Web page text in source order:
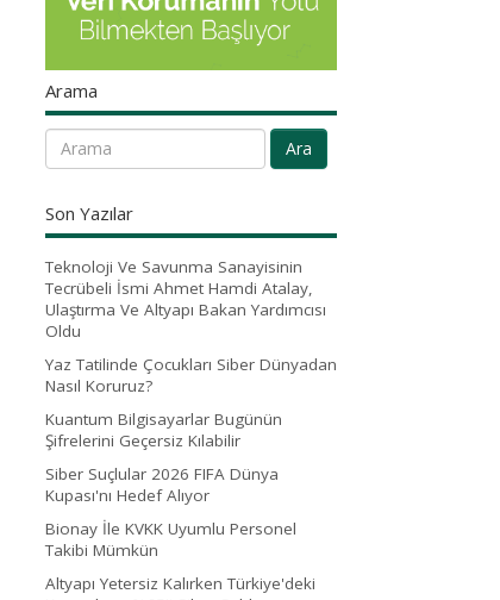
Arama
Ara
Son Yazılar
Teknoloji Ve Savunma Sanayisinin
Tecrübeli İsmi Ahmet Hamdi Atalay,
Ulaştırma Ve Altyapı Bakan Yardımcısı
Oldu
Yaz Tatilinde Çocukları Siber Dünyadan
Nasıl Koruruz?
Kuantum Bilgisayarlar Bugünün
Şifrelerini Geçersiz Kılabilir
Siber Suçlular 2026 FIFA Dünya
Kupası'nı Hedef Alıyor
Bionay İle KVKK Uyumlu Personel
Takibi Mümkün
Altyapı Yetersiz Kalırken Türkiye'deki